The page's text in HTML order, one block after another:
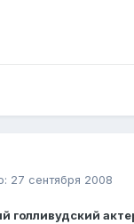
27 сентября 2008
голливудский